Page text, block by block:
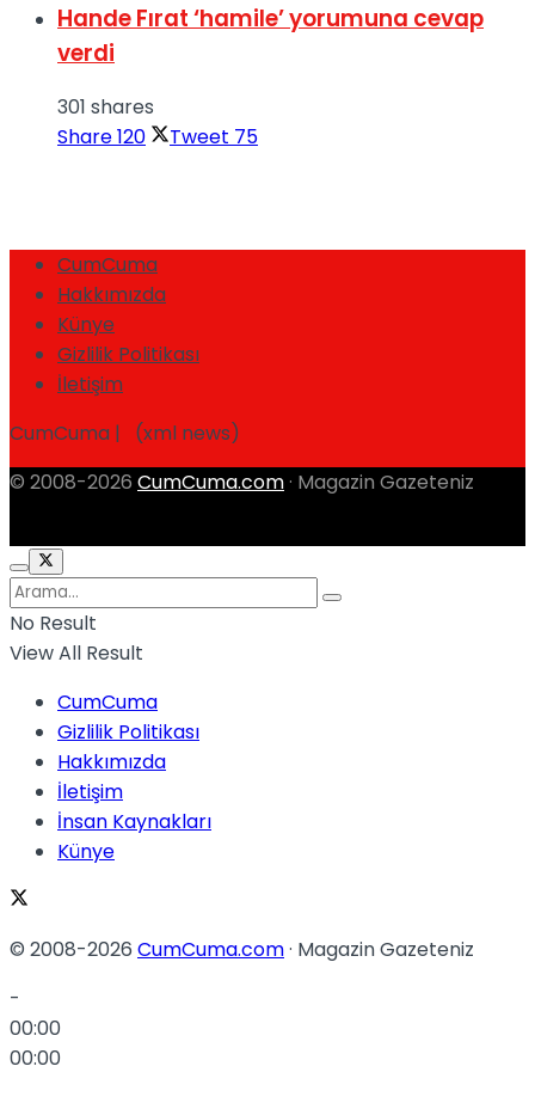
Hande Fırat ‘hamile’ yorumuna cevap
verdi
301 shares
Share120 Tweet 75
CumCuma
Hakkımızda
Künye
Gizlilik Politikası
İletişim
CumCuma | (xml news)
© 2008-2026 CumCuma.com · Magazin Gazeteniz
No Result
View All Result
CumCuma
Gizlilik Politikası
Hakkımızda
İletişim
İnsan Kaynakları
Künye
© 2008-2026 CumCuma.com· Magazin Gazeteniz
-
00:00
00:00